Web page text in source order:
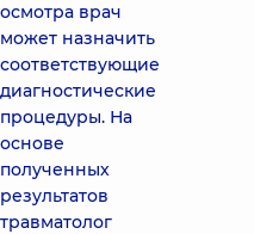
осмотра врач
может назначить
соответствующие
диагностические
процедуры. На
основе
полученных
результатов
травматолог